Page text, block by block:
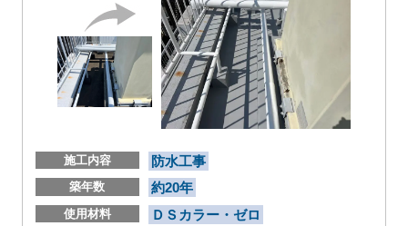
施工内容 防水工事
築年数 約20年
使用材料 ＤＳカラー・ゼロ